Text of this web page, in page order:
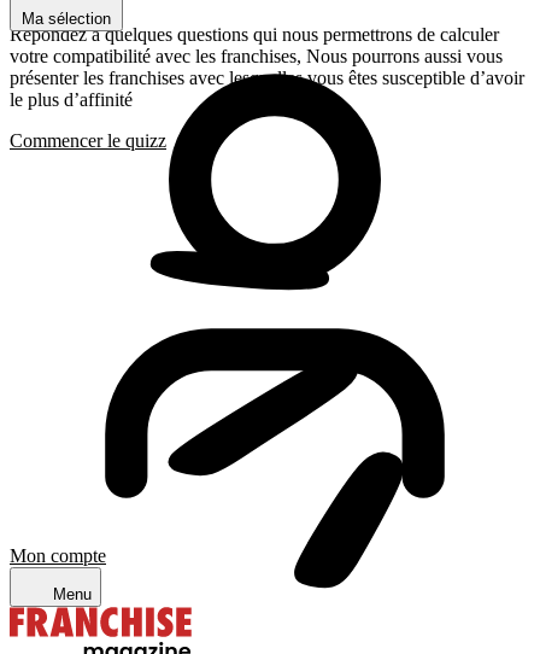
Ma sélection
Mon compte
Menu
Répondez a quelques questions qui nous permettrons de calculer
votre compatibilité avec les franchises, Nous pourrons aussi vous
présenter les franchises avec lesquelles vous êtes susceptible d’avoir
le plus d’affinité
Commencer le quizz